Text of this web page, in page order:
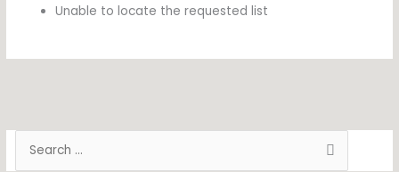
Unable to locate the requested list